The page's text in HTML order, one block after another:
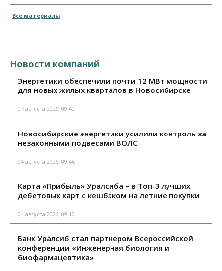
Все материалы
Новости компаний
Энергетики обеспечили почти 12 МВт мощности
для новых жилых кварталов в Новосибирске
07 августа 2026, 09:40
Новосибирские энергетики усилили контроль за
незаконными подвесами ВОЛС
04 августа 2026, 09:46
Карта «Прибыль» Уралсиба – в Топ-3 лучших
дебетовых карт с кешбэком на летние покупки
04 августа 2026, 09:10
Банк Уралсиб стал партнером Всероссийской
конференции «Инженерная биология и
биофармацевтика»